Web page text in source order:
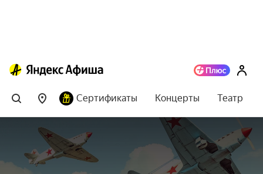
Сертификаты Концерты Театр